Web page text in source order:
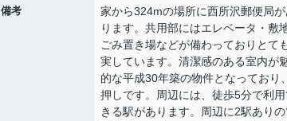
備考
家から324mの場所に西所沢郵便局が
ります。共用部にはエレベータ・敷
ごみ置き場などが備わっておりとて
実しています。清潔感のある室内が
的な平成30年築の物件となっており
押しです。周辺には、徒歩5分で利
きる駅があります。周辺に2駅あり